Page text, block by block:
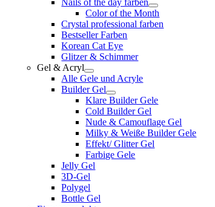
Nails of the day farben
Color of the Month
Crystal professional farben
Bestseller Farben
Korean Cat Eye
Glitzer & Schimmer
Gel & Acryl
Alle Gele und Acryle
Builder Gel
Klare Builder Gele
Cold Builder Gel
Nude & Camouflage Gel
Milky & Weiße Builder Gele
Effekt/ Glitter Gel
Farbige Gele
Jelly Gel
3D-Gel
Polygel
Bottle Gel